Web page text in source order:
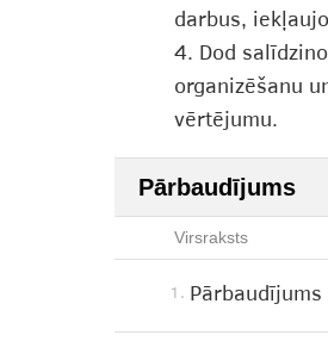
darbus,
4. Dod
organizēšanu
vērtējumu.
Pārbaudījums
Virsraksts
1. Pārbaudījums